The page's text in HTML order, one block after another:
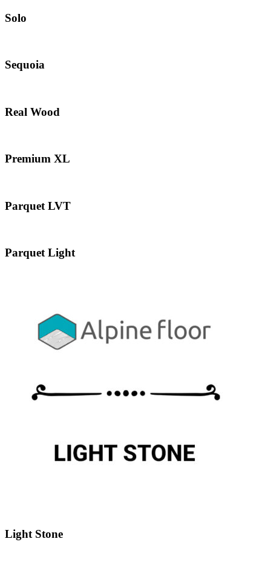
Solo
Sequoia
Real Wood
Premium XL
Parquet LVT
Parquet Light
Light Stone